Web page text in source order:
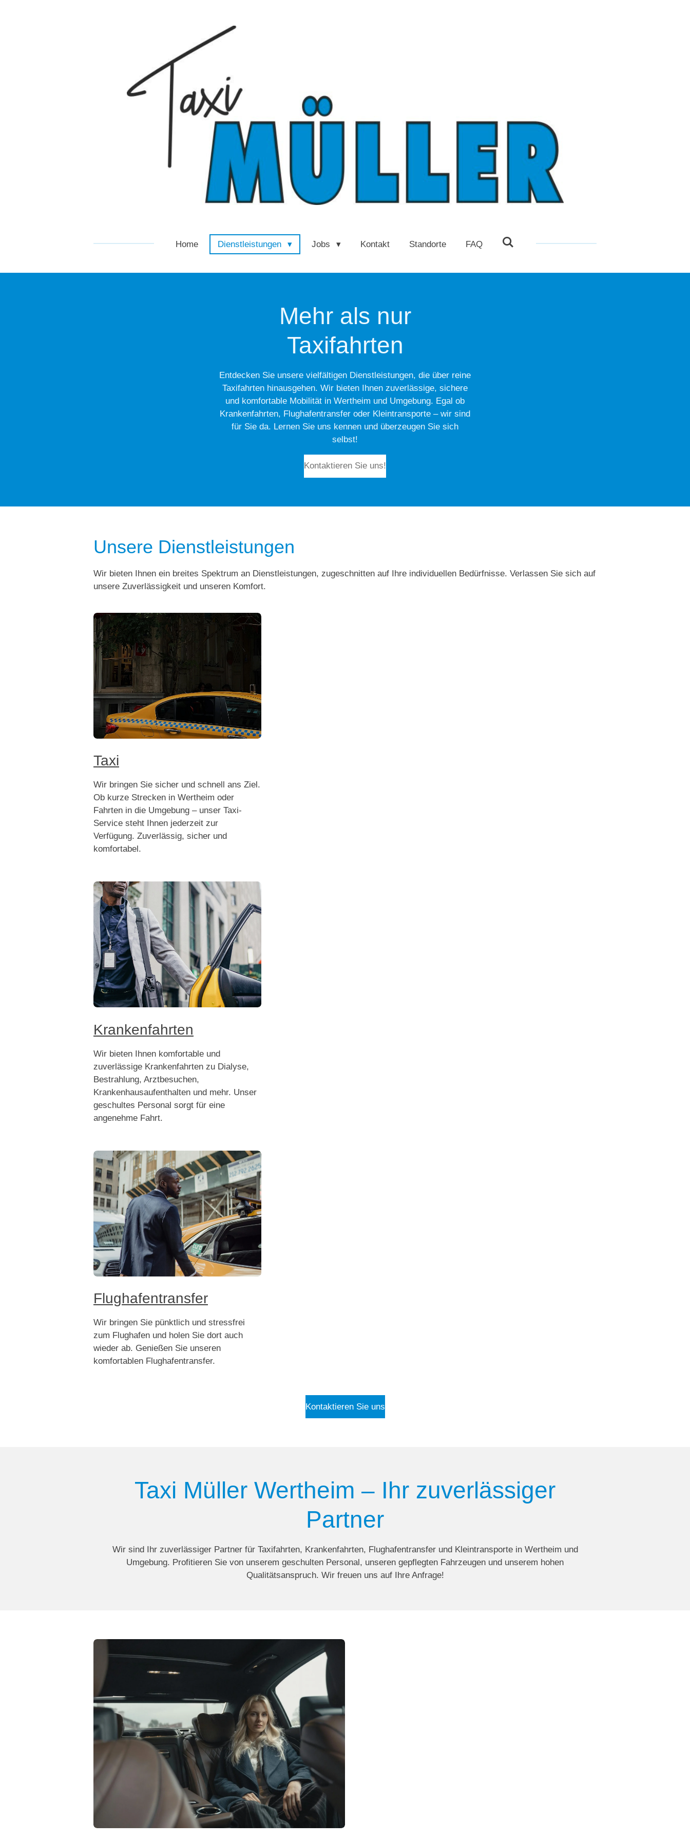
Home Dienstleistungen Jobs Kontakt Standorte FAQ
Mehr als nur
Taxifahrten
Entdecken Sie unsere vielfältigen Dienstleistungen, die über reine
Taxifahrten hinausgehen. Wir bieten Ihnen zuverlässige, sichere
und komfortable Mobilität in Wertheim und Umgebung. Egal ob
Krankenfahrten, Flughafentransfer oder Kleintransporte – wir sind
für Sie da. Lernen Sie uns kennen und überzeugen Sie sich
selbst!
Kontaktieren Sie uns!
Unsere Dienstleistungen
Wir bieten Ihnen ein breites Spektrum an Dienstleistungen, zugeschnitten auf Ihre individuellen Bedürfnisse. Verlassen Sie sich auf
unsere Zuverlässigkeit und unseren Komfort.
Taxi
Wir bringen Sie sicher und schnell ans Ziel.
Ob kurze Strecken in Wertheim oder
Fahrten in die Umgebung – unser Taxi-
Service steht Ihnen jederzeit zur
Verfügung. Zuverlässig, sicher und
komfortabel.
Krankenfahrten
Wir bieten Ihnen komfortable und
zuverlässige Krankenfahrten zu Dialyse,
Bestrahlung, Arztbesuchen,
Krankenhausaufenthalten und mehr. Unser
geschultes Personal sorgt für eine
angenehme Fahrt.
Flughafentransfer
Wir bringen Sie pünktlich und stressfrei
zum Flughafen und holen Sie dort auch
wieder ab. Genießen Sie unseren
komfortablen Flughafentransfer.
Kontaktieren Sie uns
Taxi Müller Wertheim – Ihr zuverlässiger
Partner
Wir sind Ihr zuverlässiger Partner für Taxifahrten, Krankenfahrten, Flughafentransfer und Kleintransporte in Wertheim und
Umgebung. Profitieren Sie von unserem geschulten Personal, unseren gepflegten Fahrzeugen und unserem hohen
Qualitätsanspruch. Wir freuen uns auf Ihre Anfrage!